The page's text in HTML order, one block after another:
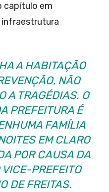
capítulo em
infraestrutura
A HABITAÇÃO
NÃO
A TRAGÉDIAS. O
PREFEITURA É
FAMÍLIA
EM CLARO
POR CAUSA DA
VICE-PREFEITO
DE FREITAS.